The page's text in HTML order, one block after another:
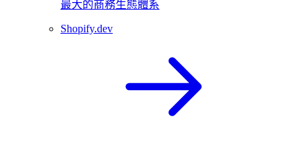
最大的商務生態體系
Shopify.dev